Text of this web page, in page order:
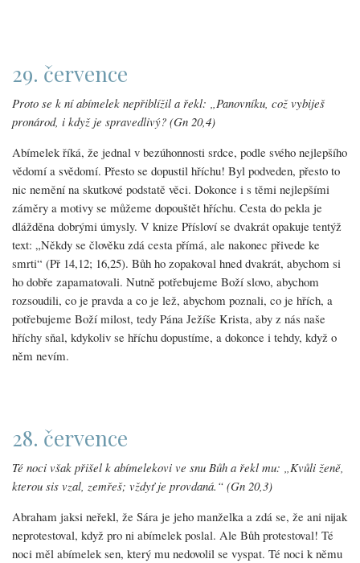
29. července
Proto se k ní abímelek nepřiblížil a řekl: „Panovníku, což vybiješ
pronárod, i když je spravedlivý? (Gn 20,4)
Abímelek říká, že jednal v bezúhonnosti srdce, podle svého nejlepšího
vědomí a svědomí. Přesto se dopustil hříchu! Byl podveden, přesto to
nic nemění na skutkové podstatě věci. Dokonce i s těmi nejlepšími
záměry a motivy se můžeme dopouštět hříchu. Cesta do pekla je
dlážděna dobrými úmysly. V knize Přísloví se dvakrát opakuje tentýž
text: „Někdy se člověku zdá cesta přímá, ale nakonec přivede ke
smrti“ (Př 14,12; 16,25). Bůh ho zopakoval hned dvakrát, abychom si
ho dobře zapamatovali. Nutně potřebujeme Boží slovo, abychom
rozsoudili, co je pravda a co je lež, abychom poznali, co je hřích, a
potřebujeme Boží milost, tedy Pána Ježíše Krista, aby z nás naše
hříchy sňal, kdykoliv se hříchu dopustíme, a dokonce i tehdy, když o
něm nevím.
28. července
Té noci však přišel k abímelekovi ve snu Bůh a řekl mu: „Kvůli ženě,
kterou sis vzal, zemřeš; vždyť je provdaná.“ (Gn 20,3)
Abraham jaksi neřekl, že Sára je jeho manželka a zdá se, že ani nijak
neprotestoval, když pro ni abímelek poslal. Ale Bůh protestoval! Té
noci měl abímelek sen, který mu nedovolil se vyspat. Té noci k němu